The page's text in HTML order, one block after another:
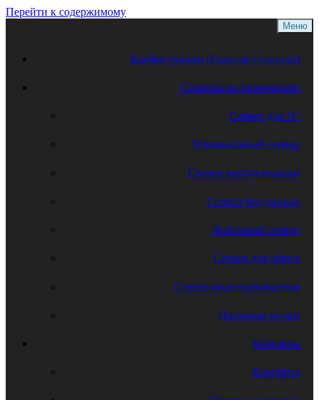
Перейти к содержимому
Меню
Конфигурации (Главная страница)
Серверы по назначению
Сервер для 1С
Терминальный сервер
Сервер виртуализации
Сервер баз данных
Файловый сервер
Сервер для офиса
Сервер видеонаблюдения
Дисковые полки
Контакты
Контакты